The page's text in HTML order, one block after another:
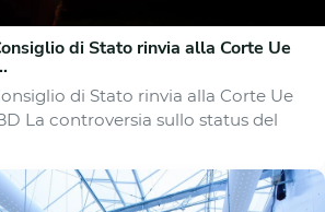
di Stato rinvia alla Corte Ue
di Stato rinvia alla Corte Ue
La controversia sullo status del